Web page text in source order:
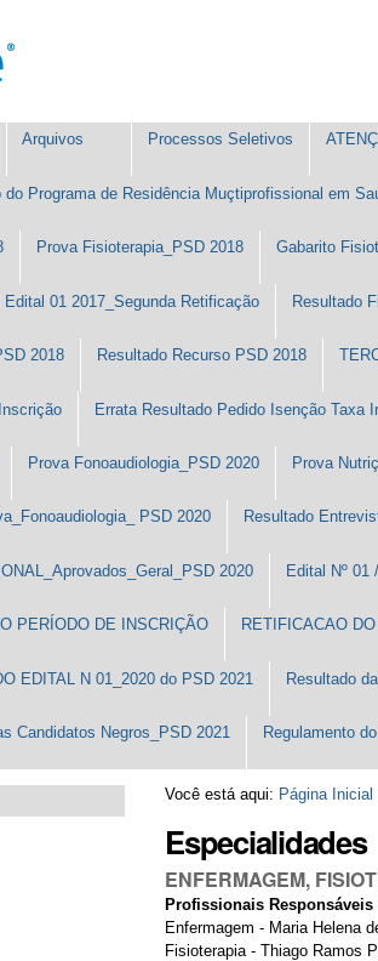
Arquivos Processos Seletivos
do Programa de Residência Muçtiprofissional em
Prova Fisioterapia_PSD 2018 Gabarito
Edital 01 2017_Segunda Retificação Resultado
2018 Resultado Recurso PSD 2018
Errata Resultado Pedido Isenção Taxa
Prova Fonoaudiologia_PSD 2020 Prova
PSD 2020 Resultado
2020 Edital Nº 01
PERÍODO DE INSCRIÇÃO RETIFICACAO
EDITAL N 01_2020 do PSD 2021 Resultado
Candidatos Negros_PSD 2021 Regulamento
Você está aqui: Página Inicial
Especialidades
ENFERMAGEM,
Profissionais Responsáveis
Enfermagem - Maria Helena
Fisioterapia -Thiago Ramos